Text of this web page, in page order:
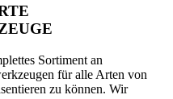
Sortiment an
für alle Arten von
zu können. Wir